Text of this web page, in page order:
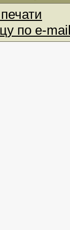
по e-